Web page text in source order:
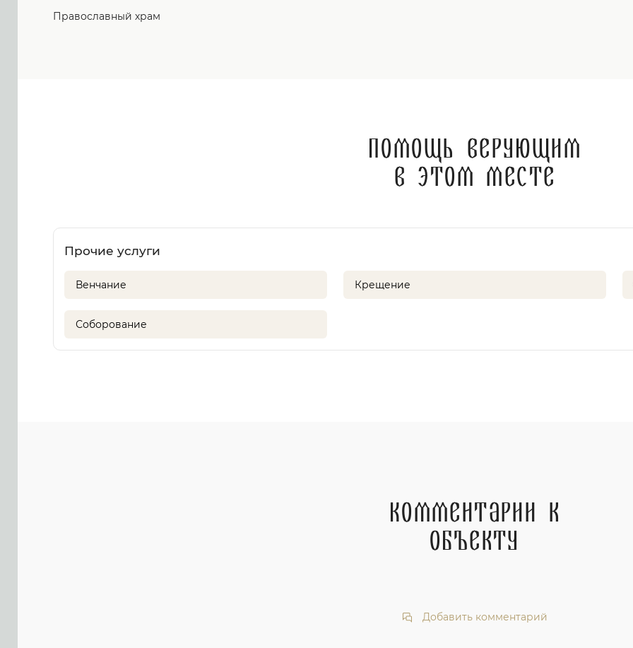
Православный храм
Помощь верующим
в этом месте
Прочие услуги
Венчание Крещение
Соборование
Комментарии к
объекту
Добавить комментарий